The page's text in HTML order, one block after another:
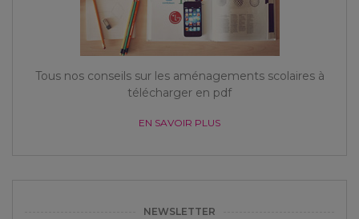
Tous nos conseils sur les aménagements scolaires à
télécharger en pdf
EN SAVOIR PLUS
NEWSLETTER